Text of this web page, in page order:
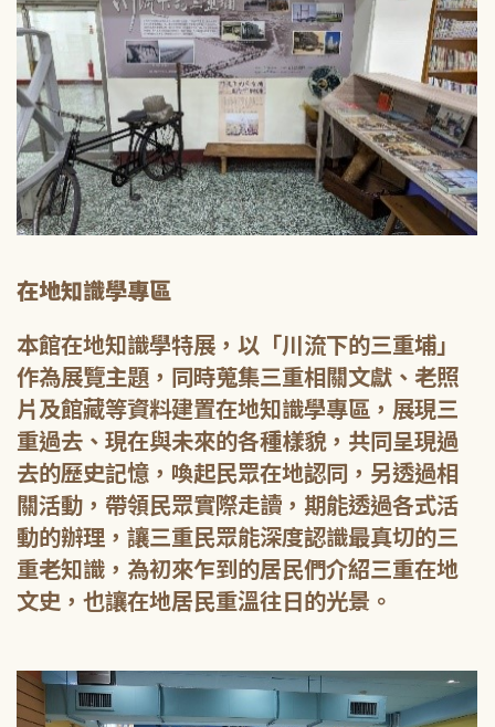
在地知識學專區
本館在地知識學特展，以「川流下的三重埔」
作為展覽主題，同時蒐集三重相關文獻、老照
片及館藏等資料建置在地知識學專區，展現三
重過去、現在與未來的各種樣貌，共同呈現過
去的歷史記憶，喚起民眾在地認同，另透過相
關活動，帶領民眾實際走讀，期能透過各式活
動的辦理，讓三重民眾能深度認識最真切的三
重老知識，為初來乍到的居民們介紹三重在地
文史，也讓在地居民重溫往日的光景。